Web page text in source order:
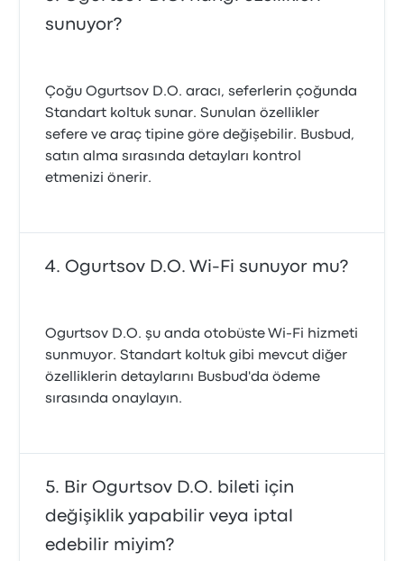
sunuyor?
Çoğu Ogurtsov D.O. aracı, seferlerin çoğunda
Standart koltuk sunar. Sunulan özellikler
sefere ve araç tipine göre değişebilir. Busbud,
satın alma sırasında detayları kontrol
etmenizi önerir.
Ogurtsov D.O. Wi-Fi sunuyor mu?
Ogurtsov D.O. şu anda otobüste Wi‑Fi hizmeti
sunmuyor. Standart koltuk gibi mevcut diğer
özelliklerin detaylarını Busbud'da ödeme
sırasında onaylayın.
Bir Ogurtsov D.O. bileti için
değişiklik yapabilir veya iptal
edebilir miyim?